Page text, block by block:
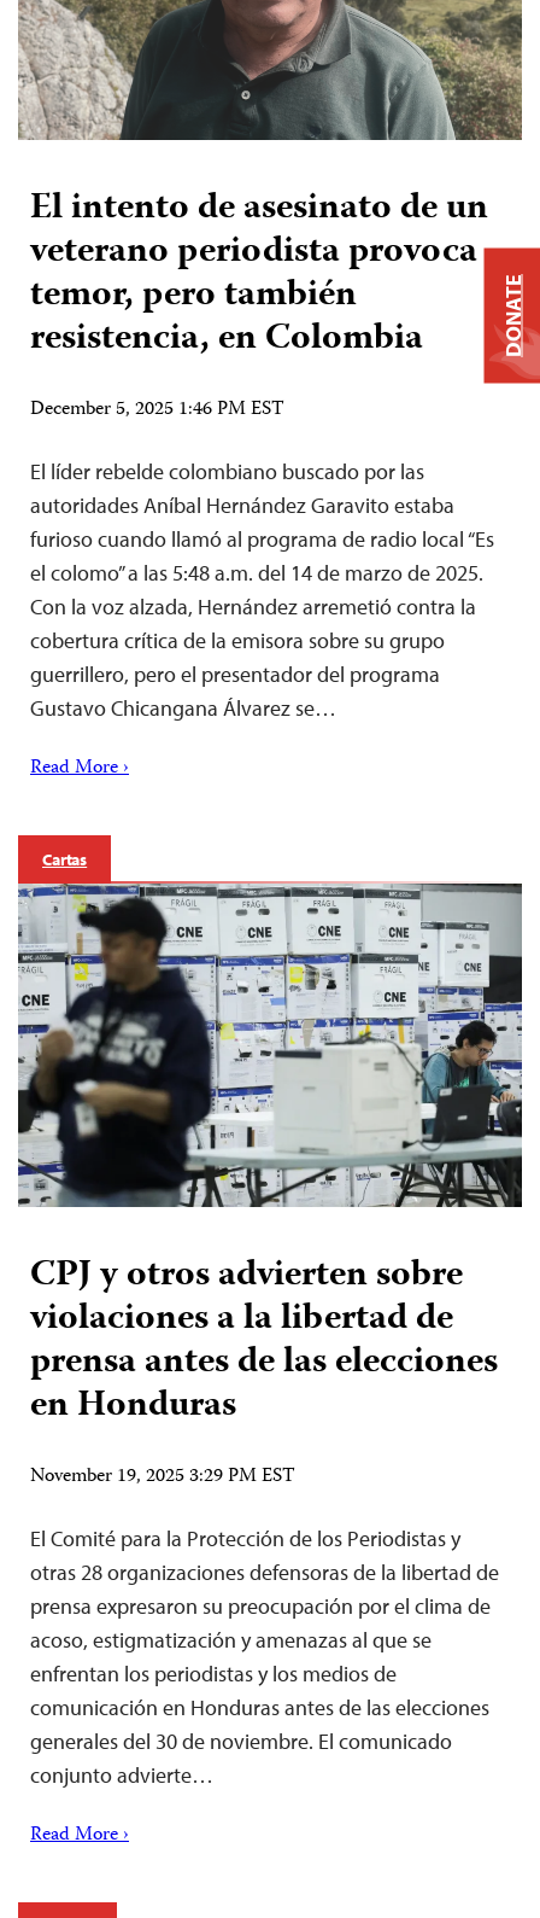
El intento de asesinato de un
veterano periodista provoca
temor, pero también
resistencia, en Colombia
December 5, 2025 1:46 PM EST
El líder rebelde colombiano buscado por las
autoridades Aníbal Hernández Garavito estaba
furioso cuando llamó al programa de radio local “Es
el colomo” a las 5:48 a.m. del 14 de marzo de 2025.
Con la voz alzada, Hernández arremetió contra la
cobertura crítica de la emisora sobre su grupo
guerrillero, pero el presentador del programa
Gustavo Chicangana Álvarez se…
Read More ›
Cartas
CPJ y otros advierten sobre
violaciones a la libertad de
prensa antes de las elecciones
en Honduras
November 19, 2025 3:29 PM EST
El Comité para la Protección de los Periodistas y
otras 28 organizaciones defensoras de la libertad de
prensa expresaron su preocupación por el clima de
acoso, estigmatización y amenazas al que se
enfrentan los periodistas y los medios de
comunicación en Honduras antes de las elecciones
generales del 30 de noviembre. El comunicado
conjunto advierte…
Read More ›
DONATE